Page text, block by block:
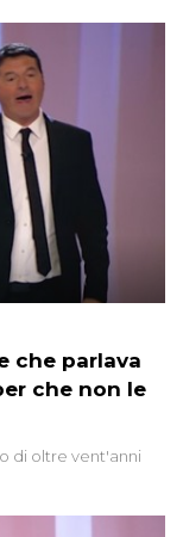
che parlava
che non le
di oltre vent'anni